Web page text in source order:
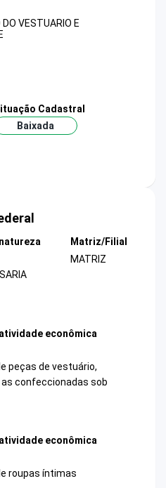
VESTUARIO E
Cadastral
Baixada
Matriz/Filial
MATRIZ
econômica
peças de vestuário,
confeccionadas sob
econômica
roupas íntimas